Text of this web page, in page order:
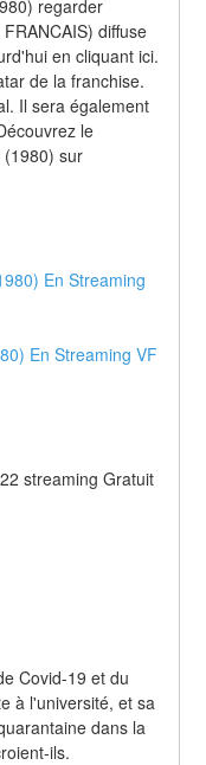
regarder
diffuse
en cliquant ici.
de la franchise.
Il sera également
le
(1980) sur
En Streaming
En Streaming VF
streaming Gratuit
Covid-19 et du
à l'université, et sa
dans la
ils.